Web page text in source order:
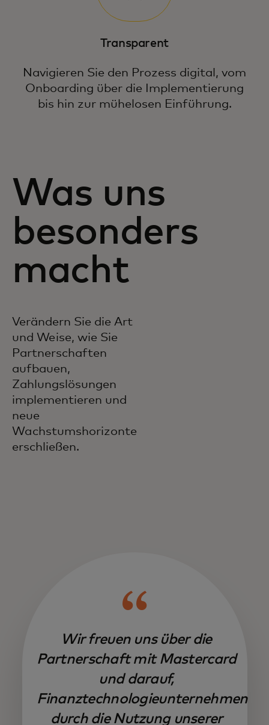
Transparent
Navigieren Sie den Prozess digital, vom
Onboarding über die Implementierung
bis hin zur mühelosen Einführung.
Was uns
besonders
macht
Verändern Sie die Art
und Weise, wie Sie
Partnerschaften
aufbauen,
Zahlungslösungen
implementieren und
neue
Wachstumshorizonte
erschließen.
Wir freuen uns über die
Partnerschaft mit Mastercard
und darauf,
Finanztechnologieunternehmen
durch die Nutzung unserer